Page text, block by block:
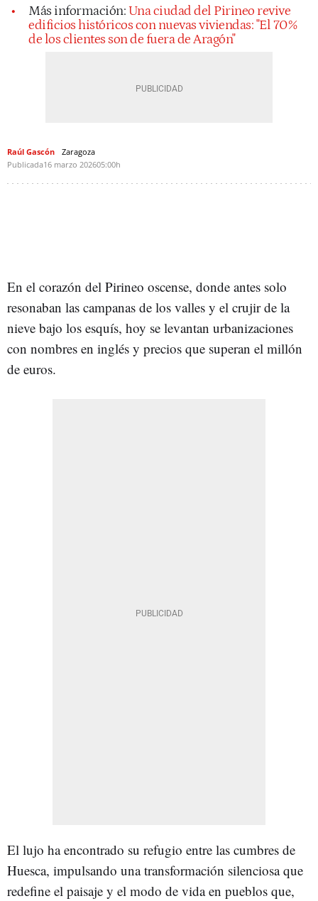
Más información: Una ciudad del Pirineo revive
edificios históricos con nuevas viviendas: "El 70%
de los clientes son de fuera de Aragón"
Raúl Gascón
Zaragoza
Publicada16 marzo 202605:00h
En el corazón del Pirineo oscense, donde antes solo
resonaban las campanas de los valles y el crujir de la
nieve bajo los esquís, hoy se levantan urbanizaciones
con nombres en inglés y precios que superan el millón
de euros.
El lujo ha encontrado su refugio entre las cumbres de
Huesca, impulsando una transformación silenciosa que
redefine el paisaje y el modo de vida en pueblos que,